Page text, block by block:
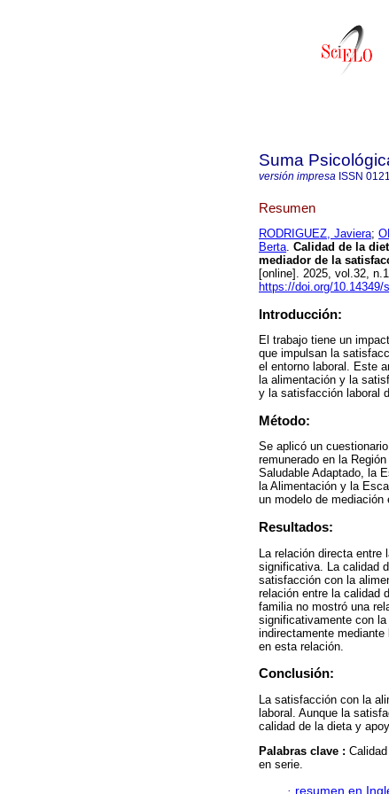
Suma
versión impresa ISSN
Resumen
RODRIGUEZ, Javiera;
Berta. Calidad de la
mediador de la
[online]. 2025, vol.32,
https://doi.org/
Introducción:
El trabajo tiene un
que impulsan la
el entorno laboral. Este
la alimentación y la
y la satisfacción laboral
Método:
Se aplicó un
remunerado en la
Saludable Adaptado, la
la Alimentación y la
un modelo de
Resultados:
La relación directa entre
significativa. La calidad
satisfacción con la
relación entre la calidad
familia no mostró una
significativamente con
indirectamente
en esta relación.
Conclusión:
La satisfacción con la
laboral. Aunque la
calidad de la dieta y
Palabras clave :
en serie.
· resumen en